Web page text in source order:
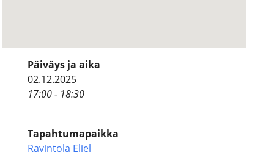
Päiväys ja aika
02.12.2025
17:00 - 18:30
Tapahtumapaikka
Ravintola Eliel